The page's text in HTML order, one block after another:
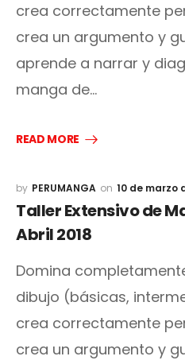
crea correctamente
crea un argumento y
aprende a narrar y
manga de…
READ MORE
PERUMANGA 10 de marzo
Taller Extensivo de
Abril 2018
Domina
dibujo (básicas,
crea correctamente
crea un argumento y